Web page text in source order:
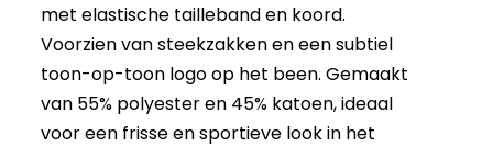
met elastische tailleband en koord.
Voorzien van steekzakken en een subtiel
toon-op-toon logo op het been. Gemaakt
van 55% polyester en 45% katoen, ideaal
voor een frisse en sportieve look in het